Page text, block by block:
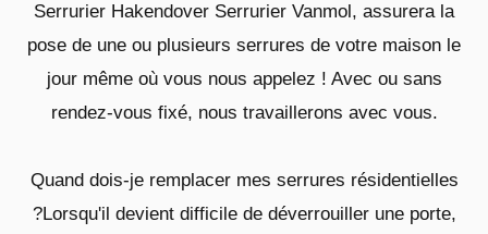
Serrurier Hakendover Serrurier Vanmol, assurera la
pose de une ou plusieurs serrures de votre maison le
jour même où vous nous appelez ! Avec ou sans
rendez-vous fixé, nous travaillerons avec vous.
Quand dois-je remplacer mes serrures résidentielles
?Lorsqu'il devient difficile de déverrouiller une porte,